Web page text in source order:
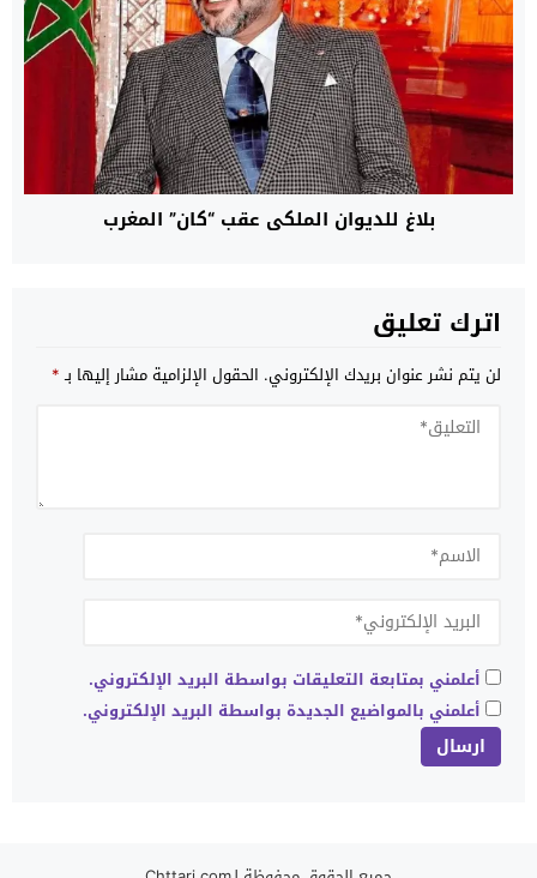
بلاغ للديوان الملكي عقب “كان” المغرب
اترك تعليق
لن يتم نشر عنوان بريدك الإلكتروني. الحقول الإلزامية مشار إليها بـ*
أعلمني بمتابعة التعليقات بواسطة البريد الإلكتروني.
أعلمني بالمواضيع الجديدة بواسطة البريد الإلكتروني.